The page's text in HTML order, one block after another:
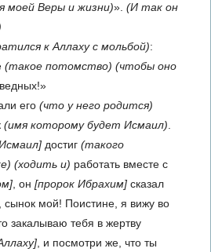
моей Веры и жизни)». (И так он
к Аллаху с мольбой):
(такое потомство) (чтобы оно
его (что у него родится)
(имя которому будет Исмаил)
достиг (такого
(ходить и) работать вместе с
, он [пророк Ибрахим] сказал
сынок мой! Поистине, я вижу во
закалываю тебя в жертву
, и посмотри же, что ты